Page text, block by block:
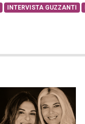
INTERVISTA GUZZANTI